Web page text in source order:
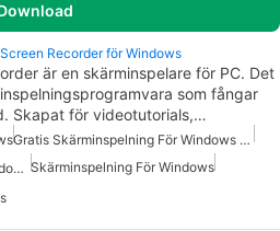
Recorder för Windows
är en skärminspelare för PC. Det
som fångar
Skapat för videotutorials,…
Gratis Skärminspelning För Windows 10
Videoinspelning Av Skärm För Windows Gratis Skärminspelning För Windows